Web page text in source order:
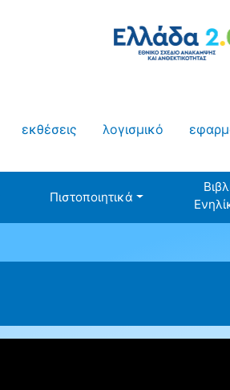
εκθέσεις λογισμικό
Πιστοποιητικά